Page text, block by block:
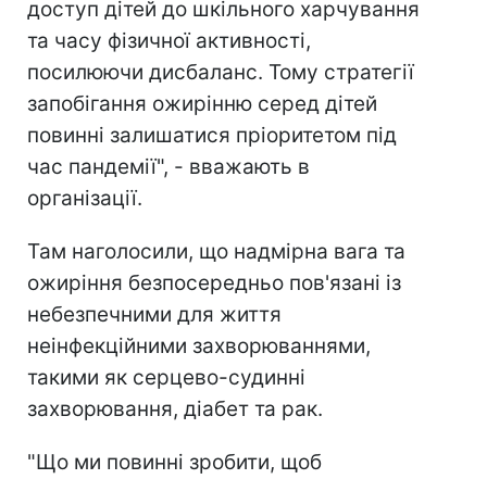
доступ дітей до шкільного харчування
та часу фізичної активності,
посилюючи дисбаланс. Тому стратегії
запобігання ожирінню серед дітей
повинні залишатися пріоритетом під
час пандемії", - вважають в
організації.
Там наголосили, що надмірна вага та
ожиріння безпосередньо пов'язані із
небезпечними для життя
неінфекційними захворюваннями,
такими як серцево-судинні
захворювання, діабет та рак.
"Що ми повинні зробити, щоб